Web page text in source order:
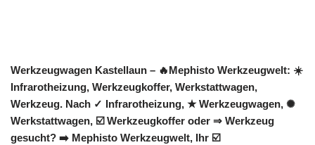
Werkzeugwagen Kastellaun – 🔥Mephisto Werkzeugwelt: ☀️
Infrarotheizung, Werkzeugkoffer, Werkstattwagen,
Werkzeug. Nach ✓ Infrarotheizung, ★ Werkzeugwagen, ✺
Werkstattwagen, ☑️ Werkzeugkoffer oder ⇒ Werkzeug
gesucht? ➡️ Mephisto Werkzeugwelt, Ihr ☑️